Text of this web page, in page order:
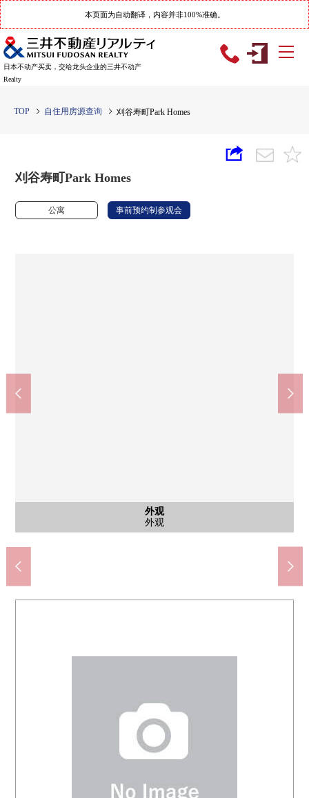
本页面为自动翻译，内容并非100%准确。
日本不动产买卖，交给龙头企业的三井不动产
Realty
TOP 自住用房源查询 刈谷寿町Park Homes
刈谷寿町Park Homes
公寓 事前预约制参观会
外观
外观
客厅
客厅
客厅
客厅
厨房
厨房
洗脸
洗脸
公共汽车
浴室
厕所
厕所
客厅
客厅
室内
日式房间
室内
日式房间
室内
[约6.8张塌塌米西式房间/]
室内
[约6.8张塌塌米西式房间/]
其他内省
[约4.5张塌塌米非居室/]
其他内省
[约4.5张塌塌米非居室/]
厨房
厨房
收纳
收纳
阳台
阳台
风景
风景
其他
设备
其他
设备
其他
设备
门口
门口
门口
门口
门口
门口
停车场
停车场
共有部分
自行车停放处
共有部分
自行车停放处
共有部分
垃圾站
入口
入口
入口
入口
共有部分
信箱
共有部分
智能快递柜
共有部分
内部对讲机
共有部分
电梯
外观
外观
外观
外观
名铁三河线"刈谷市站"(约480m)
步行6分钟。
JR东海东海道本线"刈谷"车站(约1440m)
步行18分钟。
刈谷市立住吉小学(约970m)
步行13分钟。
刈谷市立刈谷南中学校(约1200m)
步行15分钟。